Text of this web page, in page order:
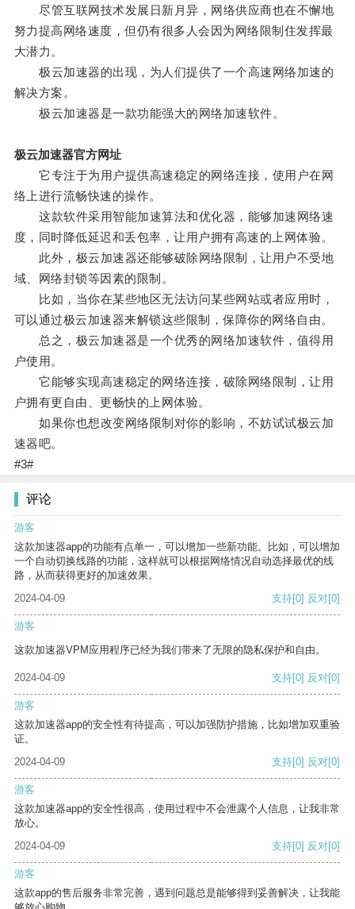
尽管互联网技术发展日新月异，网络供应商也在不懈地
努力提高网络速度，但仍有很多人会因为网络限制住发挥最
大潜力。
极云加速器的出现，为人们提供了一个高速网络加速的
解决方案。
极云加速器是一款功能强大的网络加速软件。
极云加速器官方网址
它专注于为用户提供高速稳定的网络连接，使用户在网
络上进行流畅快速的操作。
这款软件采用智能加速算法和优化器，能够加速网络速
度，同时降低延迟和丢包率，让用户拥有高速的上网体验。
此外，极云加速器还能够破除网络限制，让用户不受地
域、网络封锁等因素的限制。
比如，当你在某些地区无法访问某些网站或者应用时，
可以通过极云加速器来解锁这些限制，保障你的网络自由。
总之，极云加速器是一个优秀的网络加速软件，值得用
户使用。
它能够实现高速稳定的网络连接，破除网络限制，让用
户拥有更自由、更畅快的上网体验。
如果你也想改变网络限制对你的影响，不妨试试极云加
速器吧。
#3#
评论
游客
这款加速器app的功能有点单一，可以增加一些新功能。比如，可以增加
一个自动切换线路的功能，这样就可以根据网络情况自动选择最优的线
路，从而获得更好的加速效果。
2024-04-09
支持[0] 反对[0]
游客
这款加速器VPM应用程序已经为我们带来了无限的隐私保护和自由。
2024-04-09 支持[0] 反对[0]
游客
这款加速器app的安全性有待提高，可以加强防护措施，比如增加双重验
证。
2024-04-09
支持[0] 反对[0]
游客
这款加速器app的安全性很高，使用过程中不会泄露个人信息，让我非常
放心。
2024-04-09
支持[0] 反对[0]
游客
这款app的售后服务非常完善，遇到问题总是能够得到妥善解决，让我能